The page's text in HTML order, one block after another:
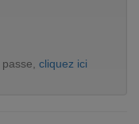
cliquez ici